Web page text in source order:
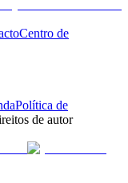
Centro de
Política de
de autor